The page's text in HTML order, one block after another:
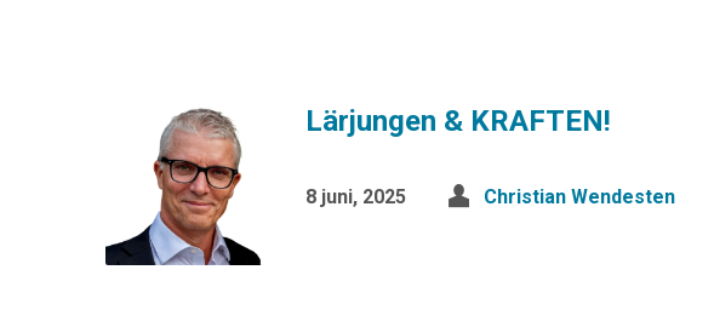
Lärjungen & KRAFTEN!
8 juni, 2025 Christian Wendesten